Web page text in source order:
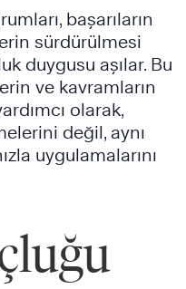
başarıların
sürdürülmesi
duygusu aşılar. Bu
ve kavramların
olarak,
değil, aynı
uygulamalarını